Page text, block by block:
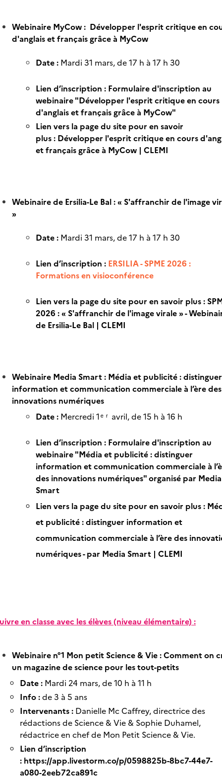
Webinaire MyCow : Développer l'esprit critique en
d'anglais et français grâce à MyCow
Date : Mardi 31 mars, de 17 h à 17 h 30
Lien d’inscription : Formulaire d'inscription au
webinaire "Développer l'esprit critique en cours
d'anglais et français grâce à MyCow"
Lien vers la page du site pour en savoir
plus : Développer l'esprit critique en cours
et français grâce à MyCow | CLEMI
Webinaire de Ersilia-Le Bal : « S'affranchir de l'image
»
Date : Mardi 31 mars, de 17 h à 17 h 30
Lien d’inscription : ERSILIA - SPME 2026 :
Formations en visioconférence
Lien vers la page du site pour en savoir plus :
2026 : « S'affranchir de l'image virale » -
de Ersilia-Le Bal | CLEMI
Webinaire Media Smart : Média et publicité : distinguer
information et communication commerciale à l’ère des
innovations numériques
Date : Mercredi 1ᵉʳ avril, de 15 h à 16 h
Lien d’inscription : Formulaire d'inscription au
webinaire "Média et publicité : distinguer
information et communication commerciale à
des innovations numériques" organisé par Media
Smart
Lien vers la page du site pour en savoir plus :
et publicité : distinguer information et
communication commerciale à l’ère des
numériques - par Media Smart | CLEMI
en classe avec les élèves (niveau élémentaire) :
Webinaire n°1 Mon petit Science & Vie : Comment on
un magazine de science pour les tout-petits
Date : Mardi 24 mars, de 10 h à 11 h
Info :de 3 à 5 ans
Intervenants : Danielle Mc Caffrey, directrice des
rédactions de Science & Vie & Sophie Duhamel,
rédactrice en chef de Mon Petit Science & Vie.
Lien d’inscription
: https://app.livestorm.co/p/0598825b-8bc7-44e7-
a080-2eeb72ca891c